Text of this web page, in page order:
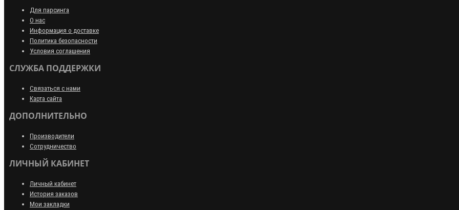
Для парсинга
О нас
Информация о доставке
Политика безопасности
Условия соглашения
СЛУЖБА ПОДДЕРЖКИ
Связаться с нами
Карта сайта
ДОПОЛНИТЕЛЬНО
Производители
Сотрудничество
ЛИЧНЫЙ КАБИНЕТ
Личный кабинет
История заказов
Мои закладки